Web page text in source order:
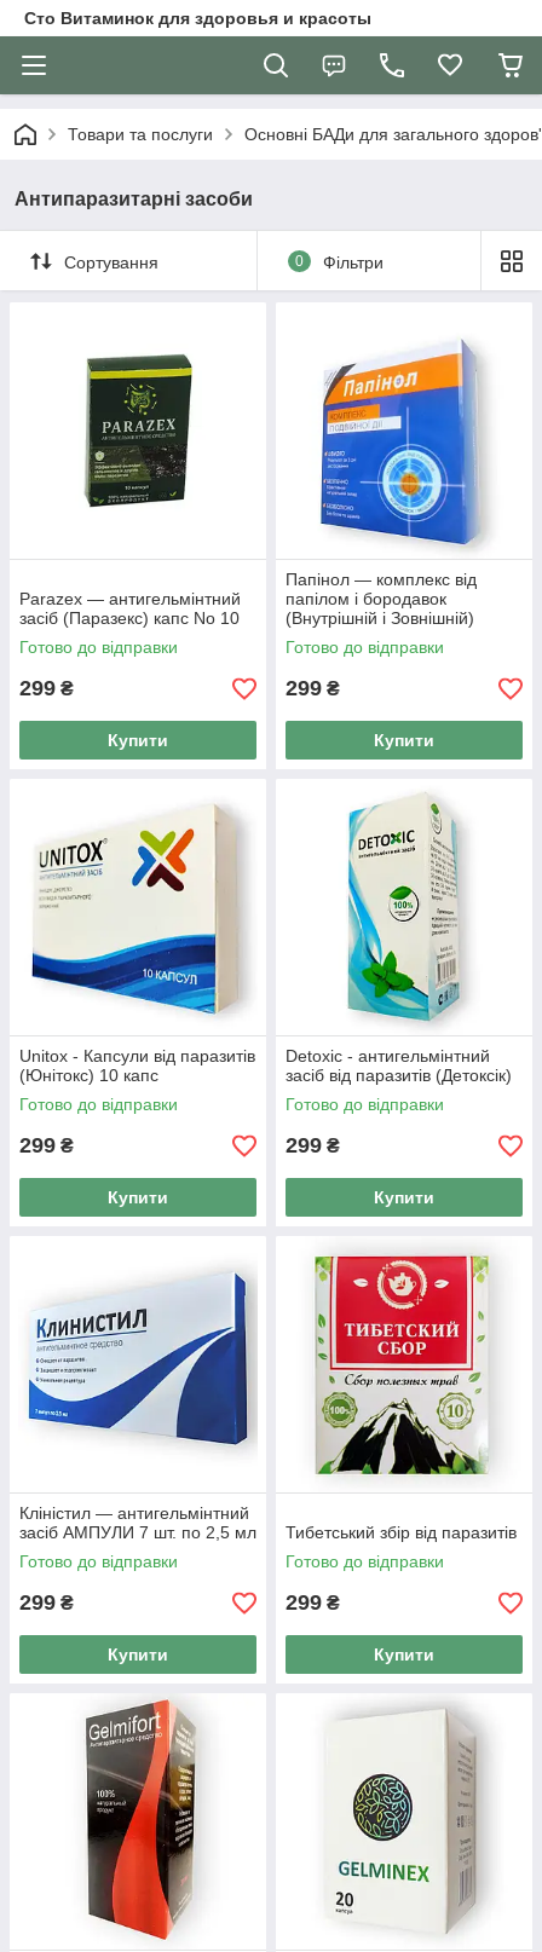
Сто Витаминок для здоровья и красоты
Товари та послуги Основні БАДи для загального
Антипаразитарні засоби
Сортування 0 Фільтри
Parazex — антигельмінтний
засіб (Паразекс) капс No 10
Готово до відправки
299 ₴
Купити
Папінол — комплекс від
папілом і бородавок
(Внутрішній і Зовнішній)
Готово до відправки
299 ₴
Купити
Unitox - Капсули від паразитів
(Юнітокс) 10 капс
Готово до відправки
299 ₴
Купити
Detoxic - антигельмінтний
засіб від паразитів (Детоксік)
Готово до відправки
299 ₴
Купити
Кліністил — антигельмінтний
засіб АМПУЛИ 7 шт. по 2,5 мл
Готово до відправки
299 ₴
Купити
Тибетський збір від паразитів
Готово до відправки
299 ₴
Купити